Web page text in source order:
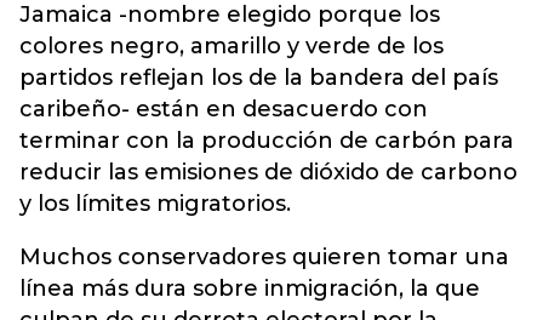
Jamaica -nombre elegido porque los
colores negro, amarillo y verde de los
partidos reflejan los de la bandera del país
caribeño- están en desacuerdo con
terminar con la producción de carbón para
reducir las emisiones de dióxido de carbono
y los límites migratorios.
Muchos conservadores quieren tomar una
línea más dura sobre inmigración, la que